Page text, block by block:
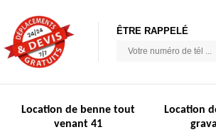
ÊTRE RAPPELÉ
Location de benne tout
venant 41
Location